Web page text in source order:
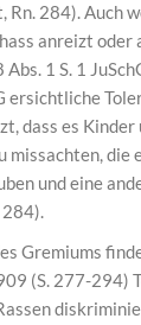
Rn. 284). Auch
anreizt
1 S. 1
ersichtliche
dass es Kinder
missachten, die
und eine
284).
Gremiums
(S. 277-294)